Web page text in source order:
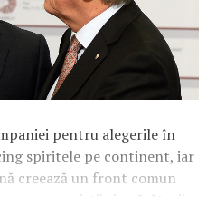
pentru alegerile în
spiritele pe continent, iar
creează un front comun